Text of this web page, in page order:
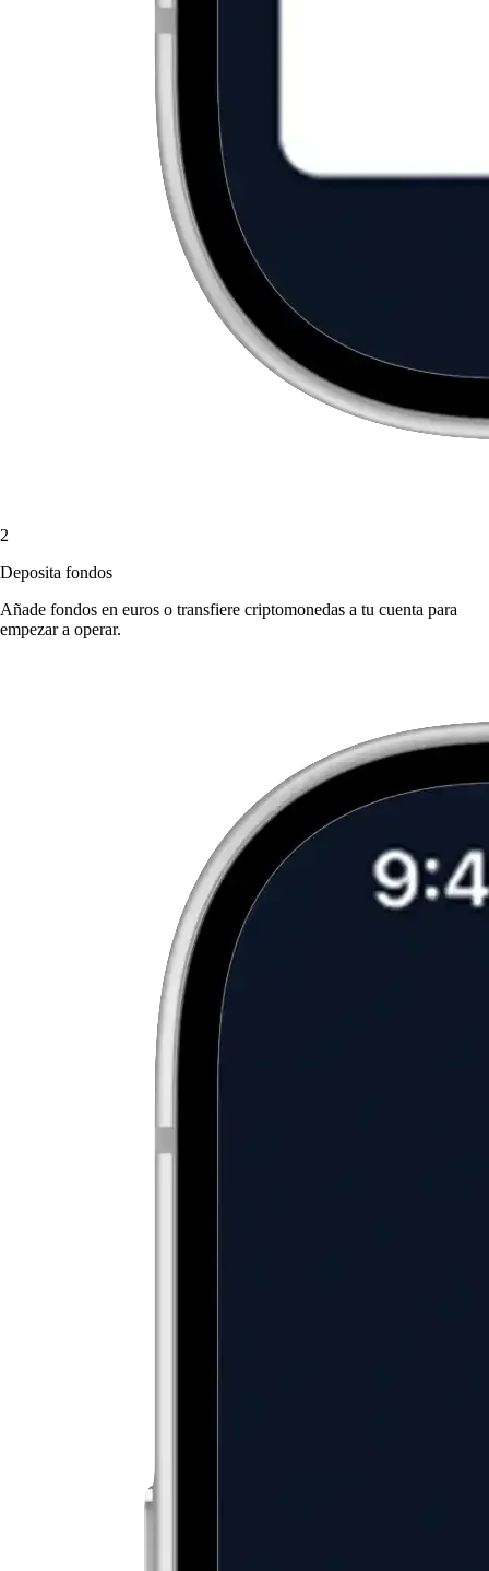
2
Deposita fondos
Añade fondos en euros o transfiere criptomonedas a tu cuenta para
empezar a operar.